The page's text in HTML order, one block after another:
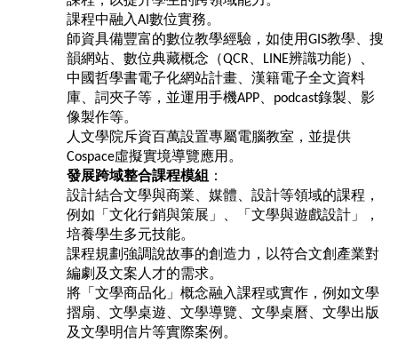
課程中融入AI 數位實務。
師資具備豐富的數位教學經驗，如使用GIS教學、搜
韻網站、數位典藏概念（QCR LINE辨識功能）、
中國哲學書電子化網站計畫、漢籍電子全文資料
庫、詞夾子等，並運用手機APP podcast錄製、影
像製作等。
人文學院斥資百萬設置專屬電腦教室，並提供
Cospace虛擬實境導覽應用。
發展跨域整合課程模組 ：
設計結合文學與商業、媒體、設計等領域的課程，
例如「文化行銷與策展」、「文學與遊戲設計」，
培養學生多元技能。
課程規劃強調說故事的創造力，以符合文創產業對
編劇及文案人才的需求。
將「文學商品化」概念融入課程或實作，例如文學
摺扇、文學桌遊、文學導覽、文學桌曆、文學出版
及文學明信片等實際案例。